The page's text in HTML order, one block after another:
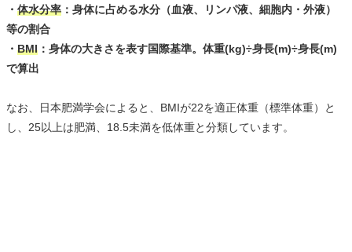
・ 体水分率 ：身体に占める水分（血液、リンパ液、細胞内・外液）
等の割合
・ BMI ：身体の大きさを表す国際基準。体重(kg)÷身長(m)÷身長(m)
で算出
なお、日本肥満学会によると、BMIが22を適正体重（標準体重）と
し、25以上は肥満、18.5未満を低体重と分類しています。